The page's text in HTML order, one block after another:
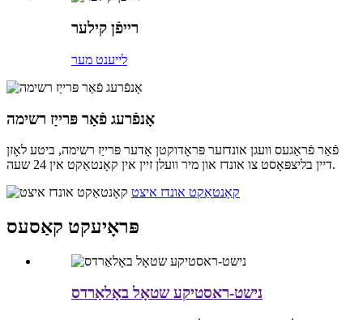
רייפֿן קילער
לייענט מער
אָנפֿרעג פֿאַר פּרייַז רשימה
פֿאַר פֿראַגעס וועגן אונדזער פּראָדוקטן אָדער פּרייַז רשימה, ביטע לאָזן
דיין בליצפּאָסט צו אונדז און מיר וועלן זיין אין קאָנטאַקט אין 24 שעה.
קאָנטאַקט אונדז איצט
פּראָיעקט קאַסעס
נישט-ראסטיקע שטאָל באָלאַרדס